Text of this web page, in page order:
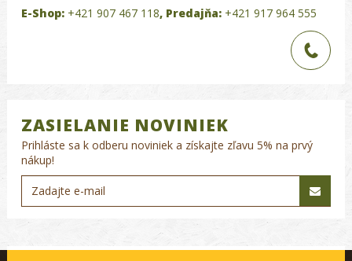
E-Shop: +421 907 467 118, Predajňa: +421 917 964 555
ZASIELANIE NOVINIEK
Prihláste sa k odberu noviniek a získajte zľavu 5% na prvý
nákup!